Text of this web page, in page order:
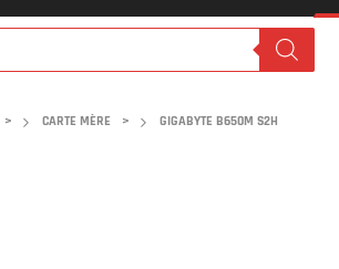
> CARTE MÈRE > GIGABYTE B650M S2H